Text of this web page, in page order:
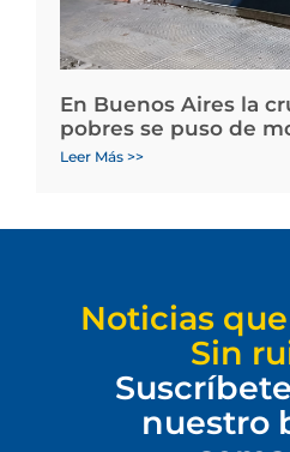
En Buenos Aires la
pobres se puso de
Leer Más >>
Noticias
Sin
nuestro